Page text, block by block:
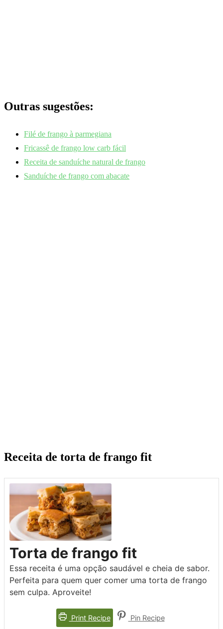
Outras sugestões:
Filé de frango à parmegiana
Fricassê de frango low carb fácil
Receita de sanduíche natural de frango
Sanduíche de frango com abacate
Receita de torta de frango fit
Torta de frango fit
Essa receita é uma opção saudável e cheia de sabor.
Perfeita para quem quer comer uma torta de frango
sem culpa. Aproveite!
Print Recipe Pin Recipe